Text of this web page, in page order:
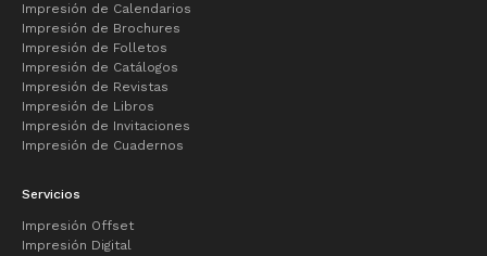
Impresión de Calendarios
Impresión de Brochures
Impresión de Folletos
Impresión de Catálogos
Impresión de Revistas
Impresión de Libros
Impresión de Invitaciones
Impresión de Cuadernos
Servicios
Impresión Offset
Impresión Digital